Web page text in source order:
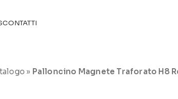
CONTATTI
» Palloncino Magnete Traforato H8